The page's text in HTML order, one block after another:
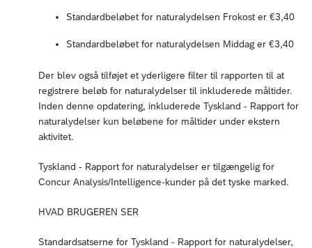
Standardbeløbet for naturalydelsen Frokost er €3,40
Standardbeløbet for naturalydelsen Middag er €3,40
Der blev også tilføjet et yderligere filter til rapporten til at
registrere beløb for naturalydelser til inkluderede måltider.
Inden denne opdatering, inkluderede Tyskland - Rapport for
naturalydelser kun beløbene for måltider under ekstern
aktivitet.
Tyskland - Rapport for naturalydelser er tilgængelig for
Concur Analysis/Intelligence-kunder på det tyske marked.
HVAD BRUGEREN SER
Standardsatserne for Tyskland - Rapport for naturalydelser,